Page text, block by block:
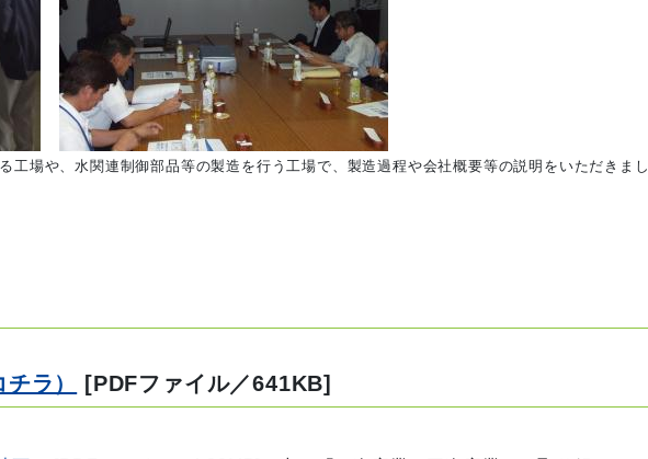
工場や、水関連制御部品等の製造を行う工場で、製造過程や会社概要等の説明をいただきまし
ラ） [PDFファイル／641KB]